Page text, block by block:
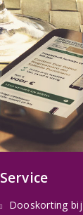
Service
Dooskorting